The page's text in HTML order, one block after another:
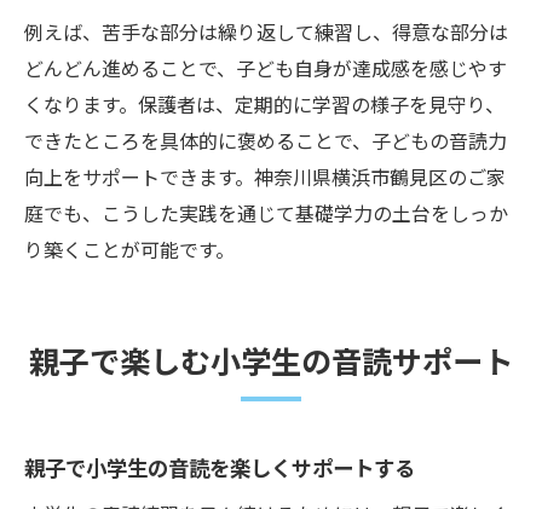
例えば、苦手な部分は繰り返して練習し、得意な部分は
どんどん進めることで、子ども自身が達成感を感じやす
くなります。保護者は、定期的に学習の様子を見守り、
できたところを具体的に褒めることで、子どもの音読力
向上をサポートできます。神奈川県横浜市鶴見区のご家
庭でも、こうした実践を通じて基礎学力の土台をしっか
り築くことが可能です。
親子で楽しむ小学生の音読サポート
親子で小学生の音読を楽しくサポートする